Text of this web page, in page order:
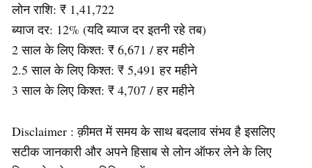
लोन राशि: ₹ 1,41,722
ब्याज दर: 12% (यदि ब्याज दर इतनी रहे तब)
2 साल के लिए किश्त: ₹ 6,671 / हर महीने
2.5 साल के लिए किश्त: ₹ 5,491 हर महीने
3 साल के लिए किश्त: ₹ 4,707 / हर महीने
Disclaimer : क़ीमत में समय के साथ बदलाव संभव है इसलिए
सटीक जानकारी और अपने हिसाब से लोन ऑफर लेने के लिए